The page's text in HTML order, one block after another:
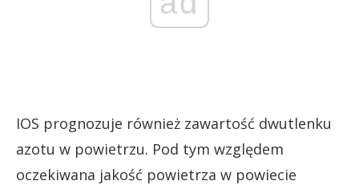
IOS prognozuje również zawartość dwutlenku
azotu w powietrzu. Pod tym względem
oczekiwana jakość powietrza w powiecie